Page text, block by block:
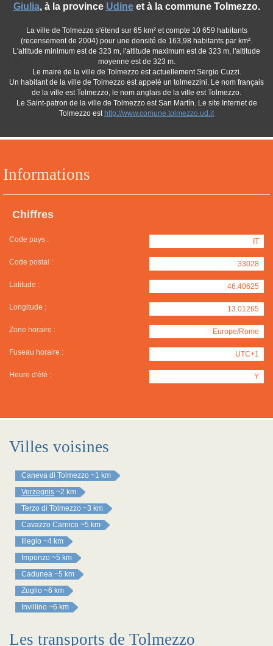
Informations
Chiffres
Code pays : IT
Code postal : 33028
Latitude : 46.40625
Longitude : 13.01265
Zone horaire : Europe/Rome
Fuseau horaire : UTC+1
Heure d'été : Y
Giulia, à la province Udineet à la commune Tolmezzo.
La ville de Tolmezzo s'étend sur 65 km² et compte 10 659 habitants
(recensement de 2004) pour une densité de 163,98 habitants par km².
L'altitude minimum est de 323 m, l'altitude maximum est de 323 m, l'altitude
moyenne est de 323 m.
Le maire de la ville de Tolmezzo est actuellement Sergio Cuzzi.
Un habitant de la ville de Tolmezzo est appelé un tolmezzini. Le nom français
de la ville est Tolmezzo, le nom anglais de la ville est Tolmezzo.
Le Saint-patron de la ville de Tolmezzo est San Martín. Le site Internet de
Tolmezzo est http://www.comune.tolmezzo.ud.it
Villes voisines
Caneva di Tolmezzo ~1 km
Verzegnis ~2 km
Terzo di Tolmezzo ~3 km
Cavazzo Carnico ~5 km
Illegio ~4 km
Imponzo ~5 km
Cadunea ~5 km
Zuglio ~6 km
Invillino ~6 km
Les transports de Tolmezzo